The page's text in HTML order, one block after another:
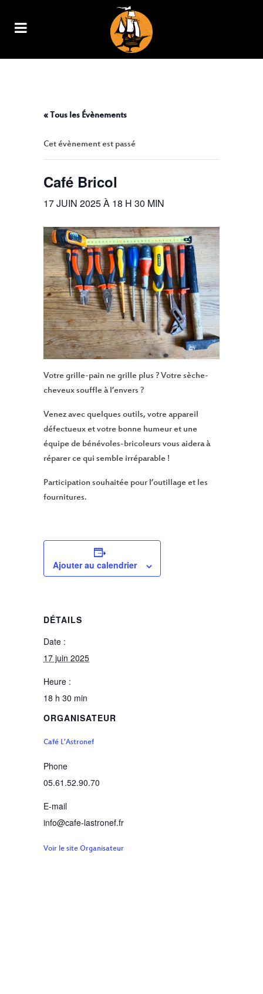
« Tous les Évènements
Cet évènement est passé
Café Bricol
17 JUIN 2025 À 18 H 30 MIN
Votre grille-pain ne grille plus ? Votre sèche-
cheveux souffle à l’envers ?
Venez avec quelques outils, votre appareil
défectueux et votre bonne humeur et une
équipe de bénévoles-bricoleurs vous aidera à
réparer ce qui semble irréparable !
Participation souhaitée pour l’outillage et les
fournitures.
Ajouter au calendrier
DÉTAILS
Date :
17 juin 2025
Heure :
18 h 30 min
ORGANISATEUR
Café L’Astronef
Phone
05.61.52.90.70
E-mail
info@cafe-lastronef.fr
Voir le site Organisateur